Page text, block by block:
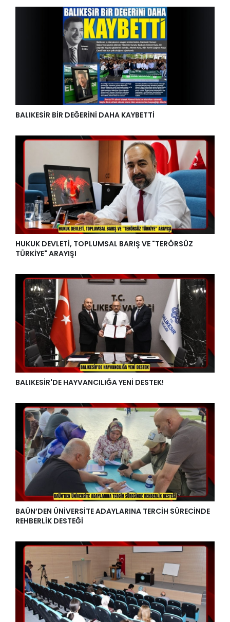
BALIKESİR BİR DEĞERİNİ DAHA KAYBETTİ
HUKUK DEVLETİ, TOPLUMSAL BARIŞ VE "TERÖRSÜZ
TÜRKİYE" ARAYIŞI
BALIKESİR'DE HAYVANCILIĞA YENİ DESTEK!
BAÜN’DEN ÜNİVERSİTE ADAYLARINA TERCİH SÜRECİNDE
REHBERLİK DESTEĞİ